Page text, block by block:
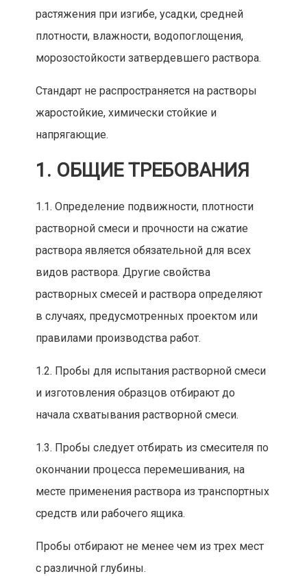
растяжения при изгибе, усадки, средней
плотности, влажности, водопоглощения,
морозостойкости затвердевшего раствора.
Стандарт не распространяется на растворы
жаростойкие, химически стойкие и
напрягающие.
1. ОБЩИЕ ТРЕБОВАНИЯ
1.1. Определение подвижности, плотности
растворной смеси и прочности на сжатие
раствора является обязательной для всех
видов раствора. Другие свойства
растворных смесей и раствора определяют
в случаях, предусмотренных проектом или
правилами производства работ.
1.2. Пробы для испытания растворной смеси
и изготовления образцов отбирают до
начала схватывания растворной смеси.
1.3. Пробы следует отбирать из смесителя по
окончании процесса перемешивания, на
месте применения раствора из транспортных
средств или рабочего ящика.
Пробы отбирают не менее чем из трех мест
с различной глубины.